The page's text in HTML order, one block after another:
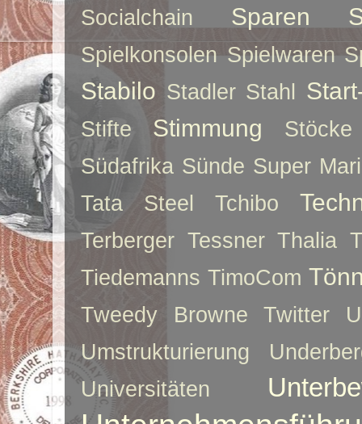
Socialchain Sparen
Spielkonsolen Spielwaren
Stabilo Stadler Stahl
Stifte Stimmung
Stöcke
Südafrika Sünde Super
Tata Steel
Tchibo
Terberger Tessner Thalia
Tiedemanns TimoCom
Tweedy Browne Twitter
Umstrukturierung
Universitäten